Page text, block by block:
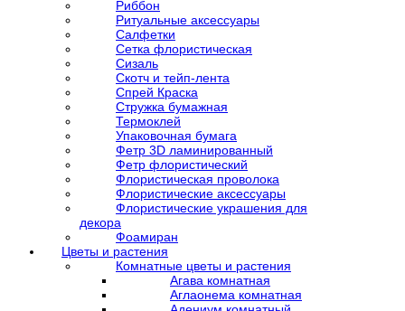
Риббон
Ритуальные аксессуары
Салфетки
Сетка флористическая
Сизаль
Скотч и тейп-лента
Спрей Краска
Стружка бумажная
Термоклей
Упаковочная бумага
Фетр 3D ламинированный
Фетр флористический
Флористическая проволока
Флористические аксессуары
Флористические украшения для
декора
Фоамиран
Цветы и растения
Комнатные цветы и растения
Агава комнатная
Аглаонема комнатная